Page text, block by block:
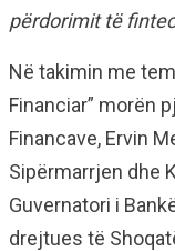
përdorimit të
Në takimin me
Financiar” morën
Financave, Ervin
Sipërmarrjen dhe
Guvernatori i
drejtues të